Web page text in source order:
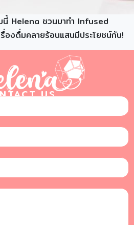
นี้ Helena ชวนมาทำ Infused
องดื่มคลายร้อนแสนมีประโยชน์กัน!
US